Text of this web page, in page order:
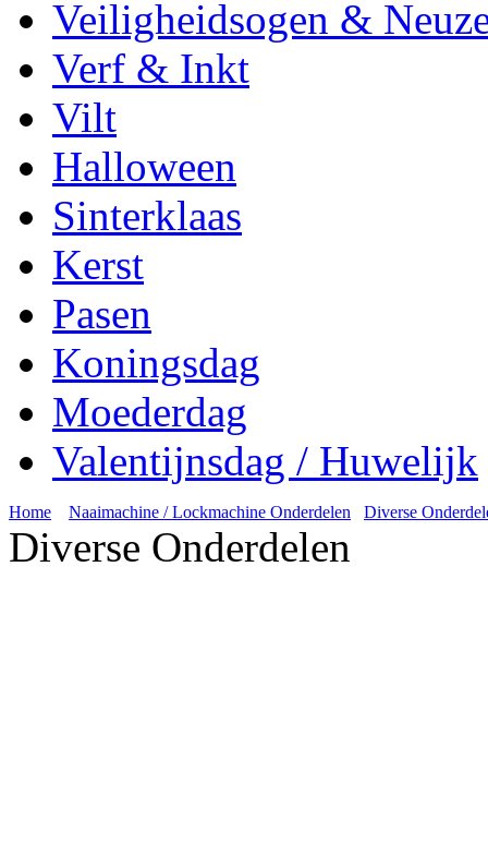
Veiligheidsogen &
Verf & Inkt
Vilt
Halloween
Sinterklaas
Kerst
Pasen
Koningsdag
Moederdag
Valentijnsdag / Huwelijk
Home Naaimachine / Lockmachine Onderdelen Diverse
Diverse Onderdelen